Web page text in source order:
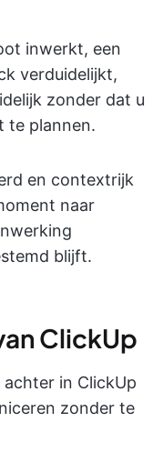
inwerkt, een
verduidelijkt,
zonder dat u
te plannen.
en contextrijk
naar
blijft.
ClickUp
in ClickUp
zonder te